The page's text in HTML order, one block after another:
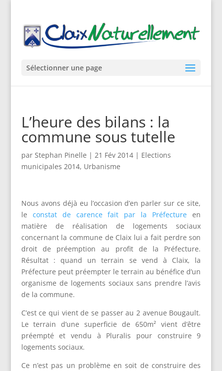
Sélectionner une page
L’heure des bilans : la
commune sous tutelle
par Stephan Pinelle | 21 Fév 2014| Elections
municipales 2014, Urbanisme
Nous avons déjà eu l’occasion d’en parler sur ce site,
le constat de carence fait par la Préfecture en
matière de réalisation de logements sociaux
concernant la commune de Claix lui a fait perdre son
droit de préemption au profit de la Préfecture.
Résultat : quand un terrain se vend à Claix, la
Préfecture peut préempter le terrain au bénéfice d’un
organisme de logements sociaux sans prendre l’avis
de la commune.
C’est ce qui vient de se passer au 2 avenue Bougault.
Le terrain d’une superficie de 650m² vient d’être
préempté et vendu à Pluralis pour construire 9
logements sociaux.
Ce n’est pas un problème en soit de construire des